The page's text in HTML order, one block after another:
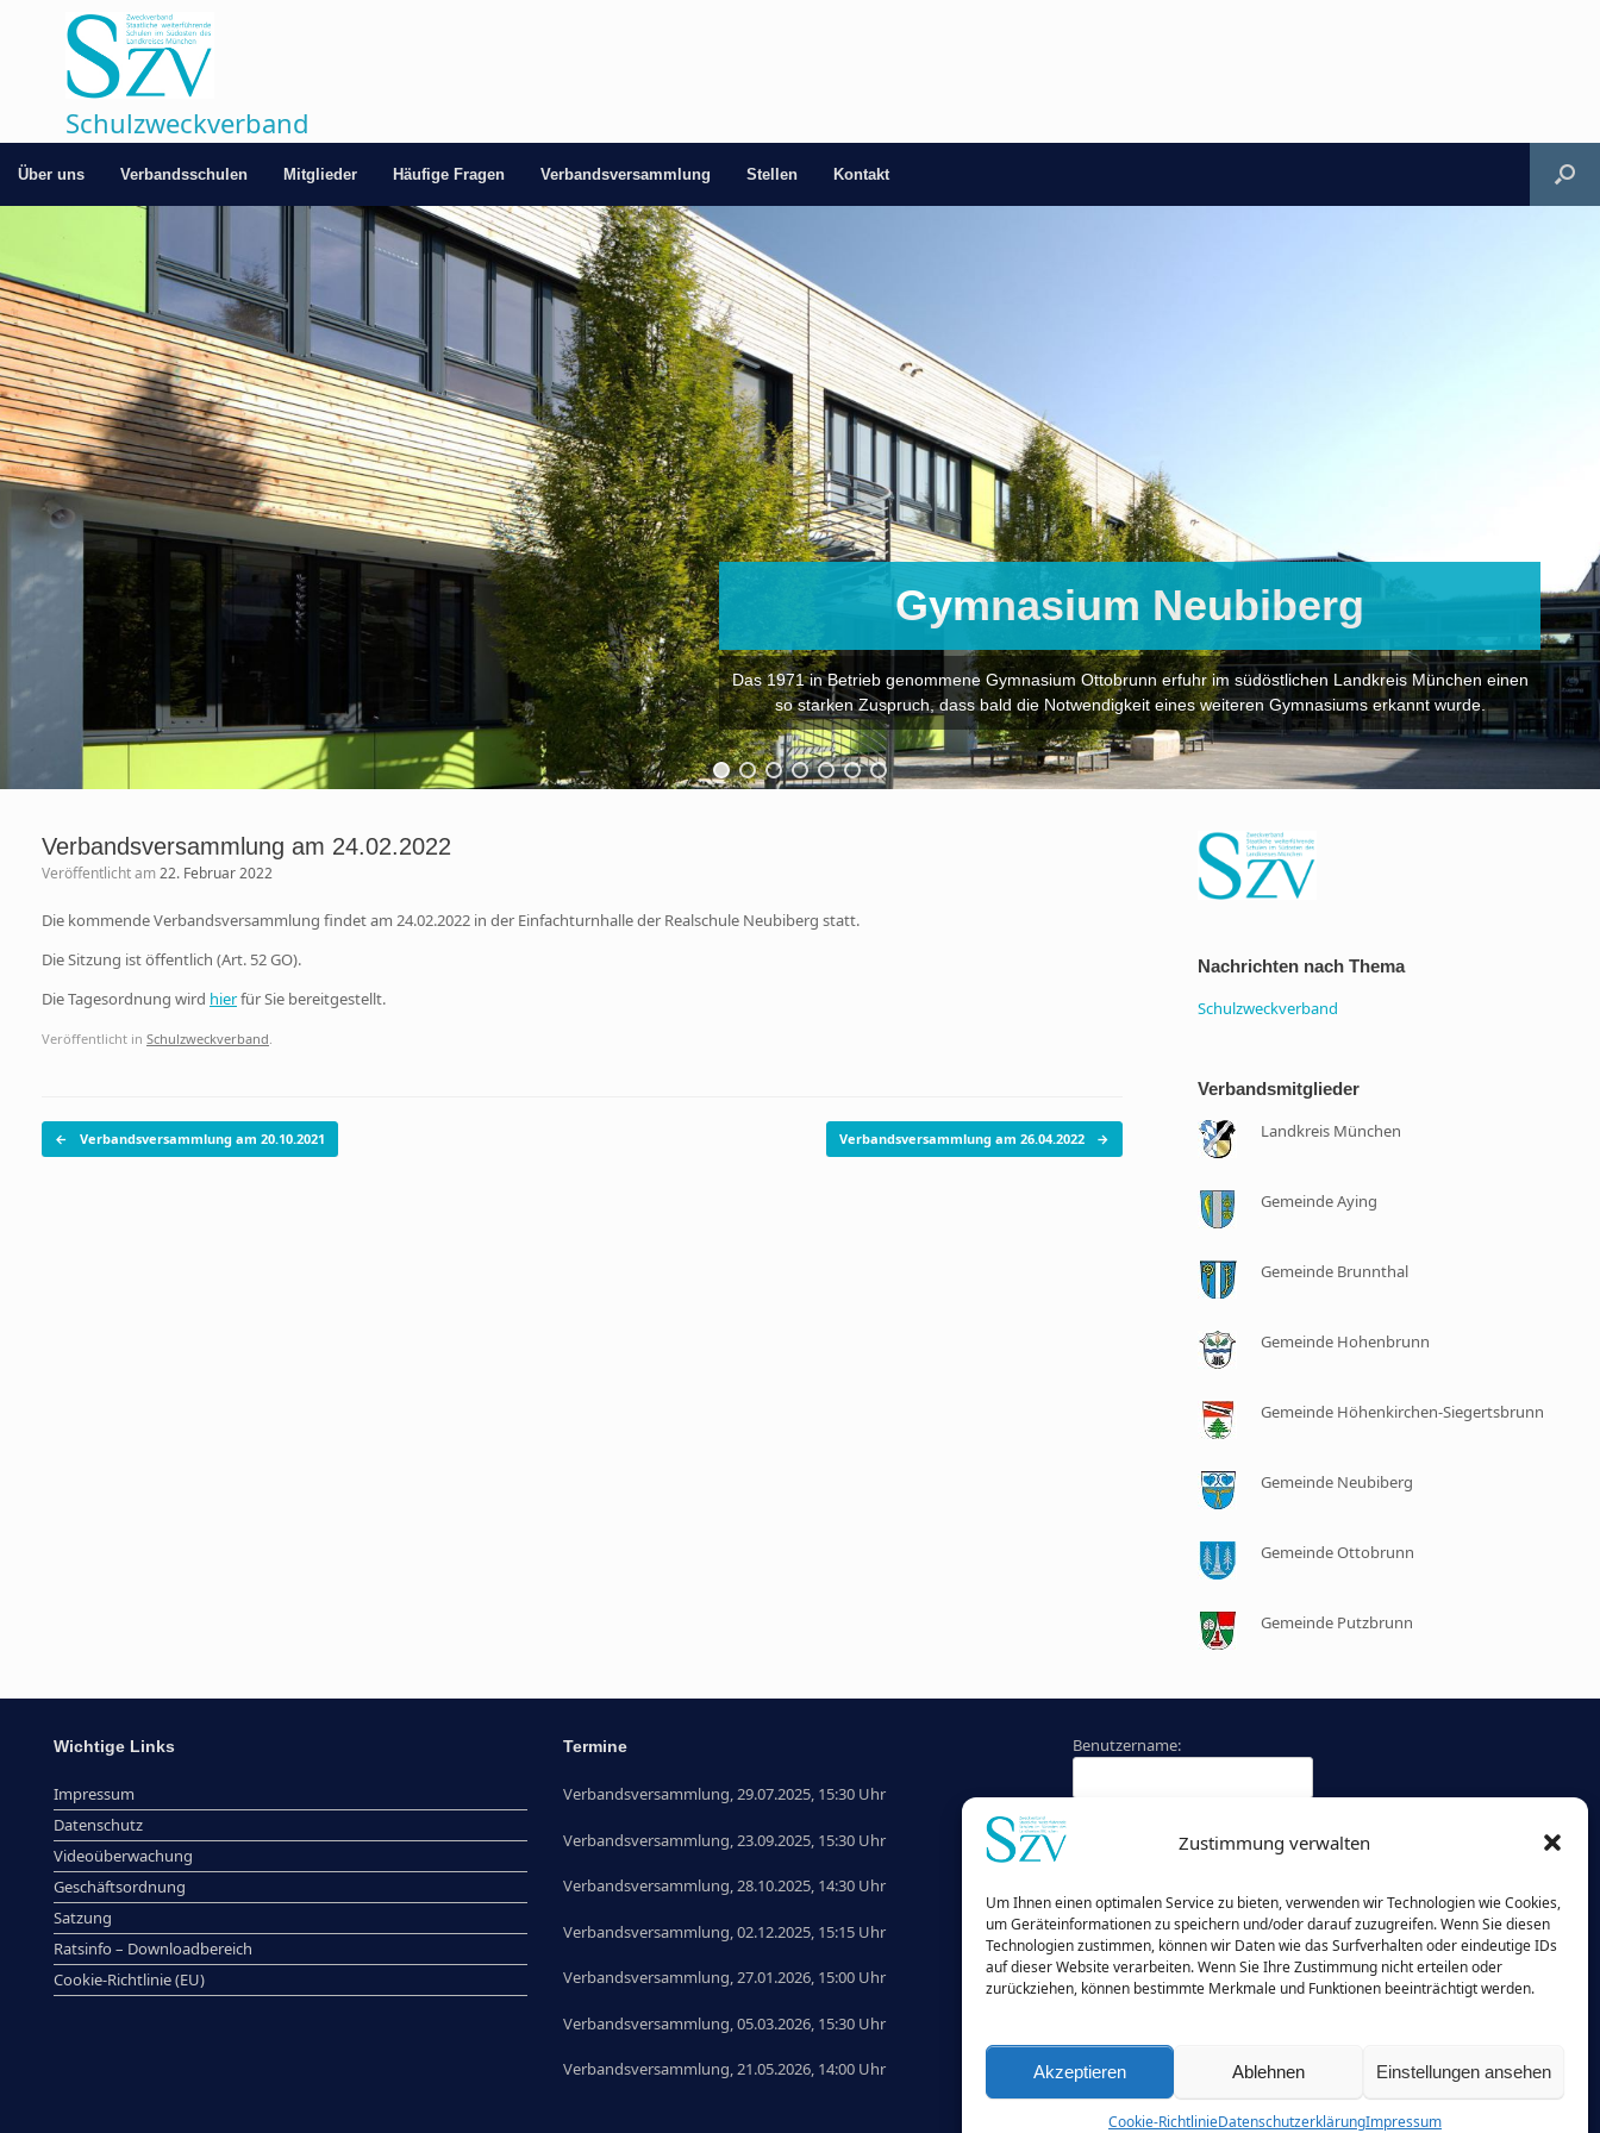
Zustimmung verwalten
Um Ihnen einen optimalen Service zu bieten, verwenden wir Technologien wie Cookies,
um Geräteinformationen zu speichern und/oder darauf zuzugreifen. Wenn Sie diesen
Technologien zustimmen, können wir Daten wie das Surfverhalten oder eindeutige IDs
auf dieser Website verarbeiten. Wenn Sie Ihre Zustimmung nicht erteilen oder
zurückziehen, können bestimmte Merkmale und Funktionen beeinträchtigt werden.
Akzeptieren Ablehnen Einstellungen ansehen
Cookie-RichtlinieDatenschutzerklärungImpressum
Schulzweckverband
Über uns Verbandsschulen Mitglieder Häufige Fragen Verbandsversammlung Stellen Kontakt
Gymnasium Neubiberg
Das 1971 in Betrieb genommene Gymnasium Ottobrunn erfuhr im südöstlichen Landkreis München einen
so starken Zuspruch, dass bald die Notwendigkeit eines weiteren Gymnasiums erkannt wurde.
Verbandsversammlung am 24.02.2022
Veröffentlicht am22. Februar 2022
Die kommende Verbandsversammlung findet am 24.02.2022 in der Einfachturnhalle der Realschule Neubiberg statt.
Die Sitzung ist öffentlich (Art. 52 GO).
Die Tagesordnung wird hierfür Sie bereitgestellt.
Veröffentlicht in Schulzweckverband.
Beitragsnavigation
← Verbandsversammlung am 20.10.2021 Verbandsversammlung am 26.04.2022 →
Nachrichten nach Thema
Schulzweckverband
Verbandsmitglieder
Landkreis München
Gemeinde Aying
Gemeinde Brunnthal
Gemeinde Hohenbrunn
Gemeinde Höhenkirchen-Siegertsbrunn
Gemeinde Neubiberg
Gemeinde Ottobrunn
Gemeinde Putzbrunn
Wichtige Links
Impressum
Datenschutz
Videoüberwachung
Geschäftsordnung
Satzung
Ratsinfo – Downloadbereich
Cookie-Richtlinie (EU)
Termine
Verbandsversammlung, 29.07.2025, 15:30 Uhr
Verbandsversammlung, 23.09.2025, 15:30 Uhr
Verbandsversammlung, 28.10.2025, 14:30 Uhr
Verbandsversammlung, 02.12.2025, 15:15 Uhr
Verbandsversammlung, 27.01.2026, 15:00 Uhr
Verbandsversammlung, 05.03.2026, 15:30 Uhr
Verbandsversammlung, 21.05.2026, 14:00 Uhr
Benutzername:
Passwort vergessen?